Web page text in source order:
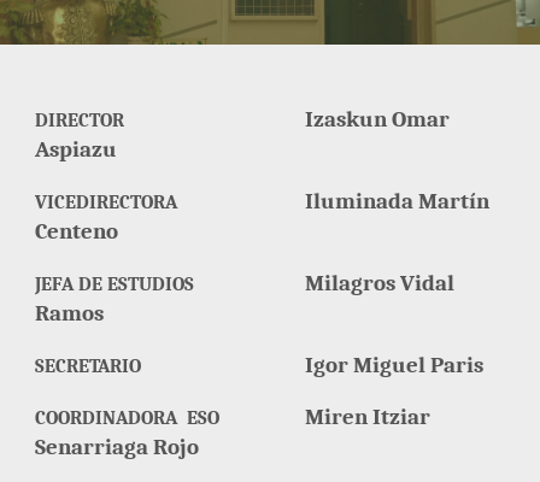
DIRECTOR IzaskunOmar
Aspiazu
VICEDIRECTORA IluminadaMartín
Centeno
JEFA DE ESTUDIOS
Milagros Vidal
Ramos
SECRETARIO Igor Miguel Paris
COORDINADORA ESO
Miren Itziar
Senarriaga Rojo